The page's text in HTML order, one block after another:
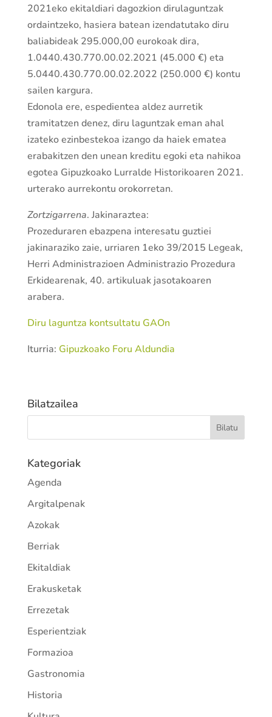
2021eko ekitaldiari dagozkion dirulaguntzak
ordaintzeko, hasiera batean izendatutako diru
baliabideak 295.000,00 eurokoak dira,
1.0440.430.770.00.02.2021 (45.000 €) eta
5.0440.430.770.00.02.2022 (250.000 €) kontu
sailen kargura.
Edonola ere, espedientea aldez aurretik
tramitatzen denez, diru laguntzak eman ahal
izateko ezinbestekoa izango da haiek ematea
erabakitzen den unean kreditu egoki eta nahikoa
egotea Gipuzkoako Lurralde Historikoaren 2021.
urterako aurrekontu orokorretan.
Zortzigarrena. Jakinaraztea:
Prozeduraren ebazpena interesatu guztiei
jakinaraziko zaie, urriaren 1eko 39/2015 Legeak,
Herri Administrazioen Administrazio Prozedura
Erkidearenak, 40. artikuluak jasotakoaren
arabera.
Diru laguntza kontsultatu GAOn
Iturria: Gipuzkoako Foru Aldundia
Bilatzailea
Kategoriak
Agenda
Argitalpenak
Azokak
Berriak
Ekitaldiak
Erakusketak
Errezetak
Esperientziak
Formazioa
Gastronomia
Historia